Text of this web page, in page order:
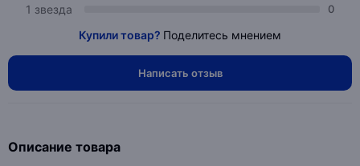
1 звезда 0
Купили товар? Поделитесь мнением
Написать отзыв
Описание товара